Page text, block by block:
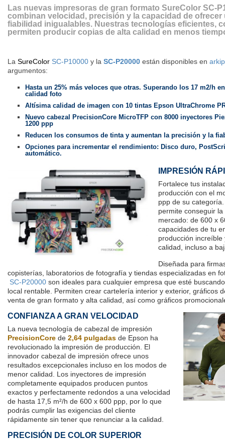
Las nuevas impresoras de gran formato SureColor SC-
combinan velocidad, precisión y la capacidad de
fiabilidad inigualables. Nuestras tecnologías eficientes,
permiten producir copias de alta calidad en menos
La SureColor SC-P10000 y la SC-P20000 están disponibles en
argumentos:
Hasta un 25% más veloces que otras. Superando los 17 m2/h
calidad foto
Altísima calidad de imagen con 10 tintas Epson UltraChrome
Nuevo cabezal PrecisionCore MicroTFP con 8000 inyectores
1200 ppp
Reducen los consumos de tinta y aumentan la precisión y la
Opciones para incrementar el rendimiento: Disco duro,
automático.
IMPRESIÓN
Fortalece tus
producción con el
ppp de su
permite conseguir
mercado: de 600 x
capacidades de tu
producción
calidad, incluso a
Diseñada para
copisterías, laboratorios de fotografía y tiendas especializadas en
SC-P20000 son ideales para cualquier empresa que esté
local rentable. Permiten crear cartelería interior y exterior, gráficos
venta de gran formato y alta calidad, así como gráficos
CONFIANZA A GRAN VELOCIDAD
La nueva tecnología de cabezal de impresión
PrecisionCore de 2,64 pulgadas de Epson ha
revolucionado la impresión de producción. El
innovador cabezal de impresión ofrece unos
resultados excepcionales incluso en los modos de
menor calidad. Los inyectores de impresión
completamente equipados producen puntos
exactos y perfectamente redondos a una velocidad
de hasta 17,5 m²/h de 600 x 600 ppp, por lo que
podrás cumplir las exigencias del cliente
rápidamente sin tener que renunciar a la calidad.
PRECISIÓN DE COLOR SUPERIOR